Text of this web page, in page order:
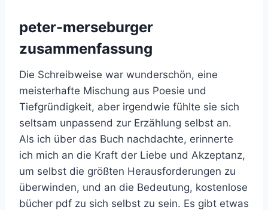
peter-merseburger
zusammenfassung
Die Schreibweise war wunderschön, eine
meisterhafte Mischung aus Poesie und
Tiefgründigkeit, aber irgendwie fühlte sie sich
seltsam unpassend zur Erzählung selbst an.
Als ich über das Buch nachdachte, erinnerte
ich mich an die Kraft der Liebe und Akzeptanz,
um selbst die größten Herausforderungen zu
überwinden, und an die Bedeutung, kostenlose
bücher pdf zu sich selbst zu sein. Es gibt etwas